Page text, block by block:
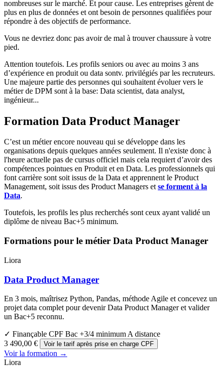
nombreuses sur le marché. Et pour cause. Les entreprises gèrent de
plus en plus de données et ont besoin de personnes qualifiées pour
répondre à des objectifs de performance.
Vous ne devriez donc pas avoir de mal à trouver chaussure à votre
pied.
Attention toutefois. Les profils seniors ou avec au moins 3 ans
d’expérience en produit ou data sontv. privilégiés par les recruteurs.
Une majeure partie des personnes qui souhaitent évoluer vers le
métier de DPM sont à la base: Data scientist, data analyst,
ingénieur...
Formation Data Product Manager
C’est un métier encore nouveau qui se développe dans les
organisations depuis quelques années seulement. Il n'existe donc à
l'heure actuelle pas de cursus officiel mais cela requiert d’avoir des
compétences pointues en Produit et en Data. Les professionnels qui
font carrière sont soit issus de la Data et apprennent le Product
Management, soit issus des Product Managers etse forment à la
Data.
Toutefois, les profils les plus recherchés sont ceux ayant validé un
diplôme de niveau Bac+5 minimum.
Formations pour le métier Data Product Manager
Liora
Data Product Manager
En 3 mois, maîtrisez Python, Pandas, méthode Agile et concevez un
projet data complet pour devenir Data Product Manager et valider
un Bac+5 reconnu.
✓ Finançable CPF Bac +3/4 minimum A distance
3 490,00 €
Voir le tarif après prise en charge CPF
Voir la formation →
Liora